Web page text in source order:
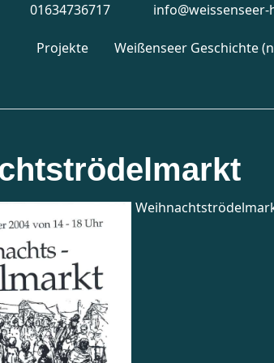
01634736717
Projekte Weißenseer Geschichte